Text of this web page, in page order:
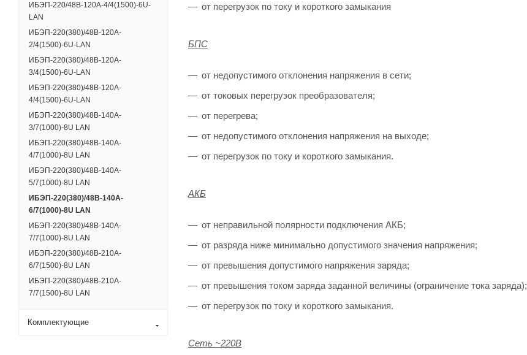
от перегрузок по току и короткого замыкания
БПС
от недопустимого отклонения напряжения в сети;
от токовых перегрузок преобразователя;
от перегрева;
от недопустимого отклонения напряжения на выходе;
от перегрузок по току и короткого замыкания.
АКБ
от неправильной полярности подключения АКБ;
от разряда ниже минимально допустимого значения напряжения;
от превышения допустимого напряжения заряда;
от превышения током заряда заданной величины (ограничение тока заряда);
от перегрузок по току и короткого замыкания.
Сеть ~220В
ИБЭП-220/48B-120A-4/4(1500)-6U-
LAN
ИБЭП-220(380)/48B-120A-
2/4(1500)-6U-LAN
ИБЭП-220(380)/48B-120A-
3/4(1500)-6U-LAN
ИБЭП-220(380)/48B-120A-
4/4(1500)-6U-LAN
ИБЭП-220(380)/48B-140A-
3/7(1000)-8U LAN
ИБЭП-220(380)/48B-140A-
4/7(1000)-8U LAN
ИБЭП-220(380)/48B-140A-
5/7(1000)-8U LAN
ИБЭП-220(380)/48B-140A-
6/7(1000)-8U LAN
ИБЭП-220(380)/48B-140A-
7/7(1000)-8U LAN
ИБЭП-220(380)/48B-210A-
6/7(1500)-8U LAN
ИБЭП-220(380)/48B-210A-
7/7(1500)-8U LAN
Комплектующие